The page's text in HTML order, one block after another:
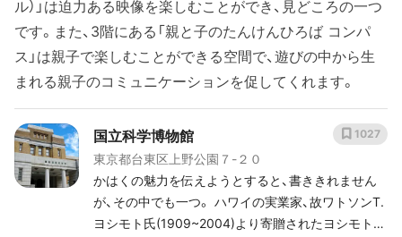
ル）」は迫力ある映像を楽しむことができ、見どころの一つ
です。また、3階にある「親と子のたんけんひろば コンパ
ス」は親子で楽しむことができる空間で、遊びの中から生
まれる親子のコミュニケーションを促してくれます。
国立科学博物館
東京都台東区上野公園７-２０
かはくの魅力を伝えようとすると、書ききれません
が、その中でも一つ。 ハワイの実業家、故ワトソンT.
ヨシモト氏(1909~2004)より寄贈されたヨシモトコ
1027